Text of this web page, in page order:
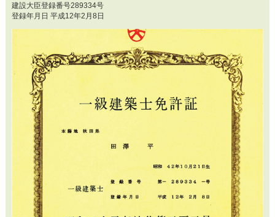
建設大臣登録番号289334号
登録年月日 平成12年2月8日